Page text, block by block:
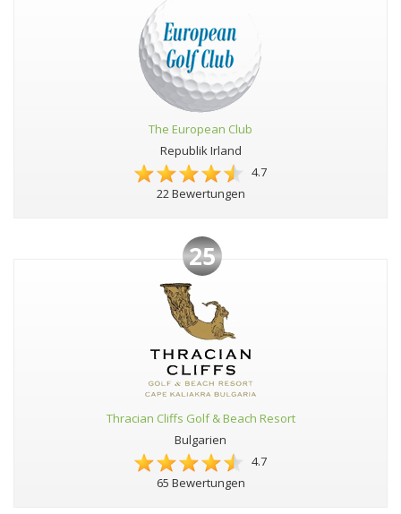
The European Club
Republik Irland
4.7
22 Bewertungen
25
Thracian Cliffs Golf & Beach Resort
Bulgarien
4.7
65 Bewertungen